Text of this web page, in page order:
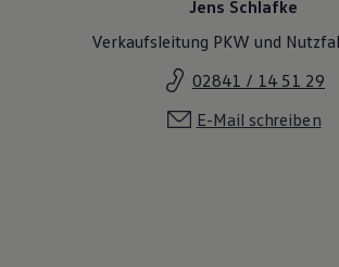
Jens Schlafke
Verkaufsleitung PKW und
02841 / 14 51 29
E-Mail schreiben